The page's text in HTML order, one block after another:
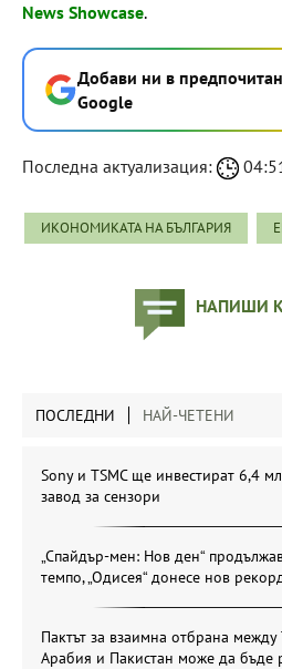
News Showcase.
Добави ни в
Google
Последна актуализация:
ИКОНОМИКАТА НА БЪЛГАРИЯ
НАПИШИ
ПОСЛЕДНИ НАЙ-ЧЕТЕНИ
Sony и TSMC ще инвестират 6,4
завод за сензори
„Спайдър-мен: Нов ден“
темпо, „Одисея“ донесе нов
Пактът за взаимна отбрана между
Арабия и Пакистан може да бъде